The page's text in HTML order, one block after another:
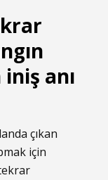
anı
çıkan
için